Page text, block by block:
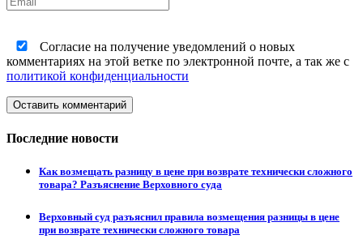
Согласие на получение уведомлений о новых
комментариях на этой ветке по электронной почте, а так же с
политикой конфиденциальности
Оставить комментарий
Последние новости
Как возмещать разницу в цене при возврате технически сложного
товара? Разъяснение Верховного суда
Верховный суд разъяснил правила возмещения разницы в цене
при возврате технически сложного товара